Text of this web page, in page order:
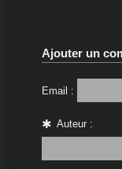
Ajouter un
Email :
Auteur :